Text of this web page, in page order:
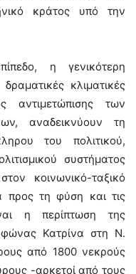
κράτος υπό την
η γενικότερη
κλιματικές
των
αναδεικνύουν τη
του πολιτικού,
συστήματος
κοινωνικό-ταξικό
προς τη φύση και τις
η περίπτωση της
Κατρίνα στη Ν.
από 1800 νεκρούς
-αρκετοί από τους